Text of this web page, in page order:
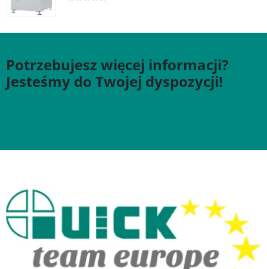
Potrzebujesz więcej informacji?
Jesteśmy do Twojej dyspozycji!